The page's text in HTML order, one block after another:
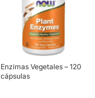
Enzimas Vegetales – 120
cápsulas